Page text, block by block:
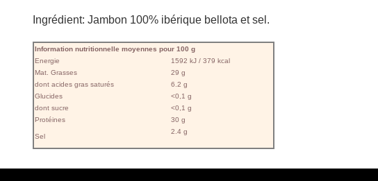
Ingrédient: Jambon 100% ibérique bellota et sel.
Information nutritionnelle moyennes pour 100 g
Energie
1592 kJ / 379 kcal
Mat. Grasses
29 g
dont acides gras saturés
6.2 g
Glucides
<0,1 g
dont sucre
<0,1 g
Protéines
30 g
Sel
2.4 g